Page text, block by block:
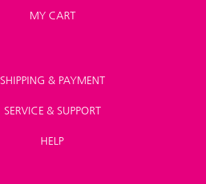
MY CART
SHIPPING & PAYMENT
SERVICE & SUPPORT
HELP